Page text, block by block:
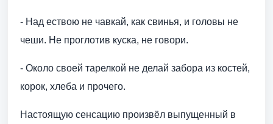
- Над ествою не чавкай, как свинья, и головы не
чеши. Не проглотив куска, не говори.
- Около своей тарелкой не делай забора из костей,
корок, хлеба и прочего.
Настоящую сенсацию произвёл выпущенный в